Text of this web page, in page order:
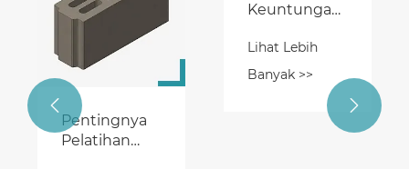
Pentingnya
Pelatihan
Keuntungan
Mesin Semen
Blok
Lihat Lebih
Banyak >>
 